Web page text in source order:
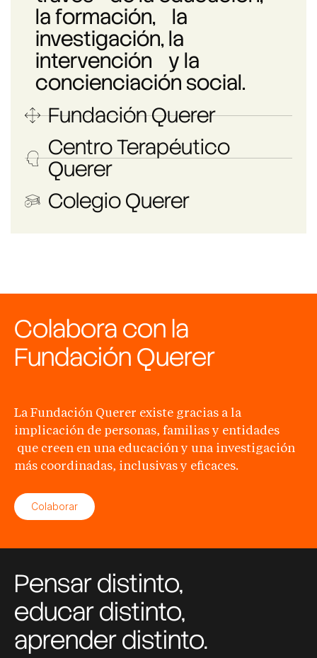
la formación, la
investigación, la
intervención y la
concienciación social.
Fundación Querer
Centro Terapéutico
Querer
Colegio Querer
Colabora con la
Fundación Querer
La Fundación Querer existe gracias a la
implicación de personas, familias y entidades
que creen en una educación y una investigación
más coordinadas, inclusivas y eficaces.
Colaborar
Pensar distinto,
educar distinto,
aprender distinto.